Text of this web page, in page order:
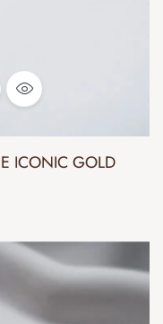
ICONIC GOLD